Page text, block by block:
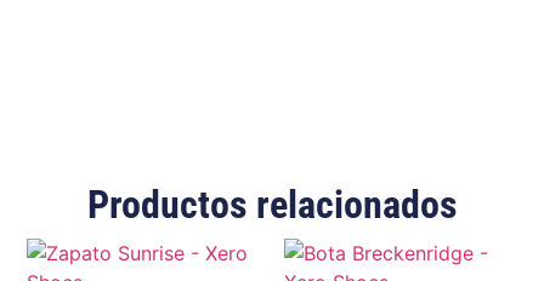
Productos relacionados